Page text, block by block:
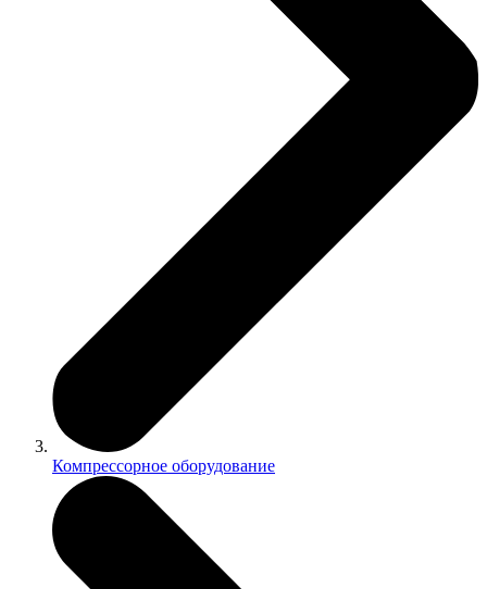
Компрессорное оборудование